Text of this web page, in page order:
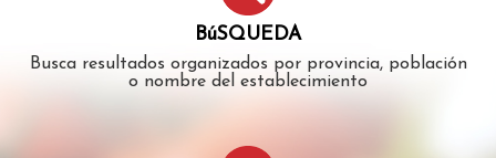
BúSQUEDA
Busca resultados organizados por provincia, población
o nombre del establecimiento